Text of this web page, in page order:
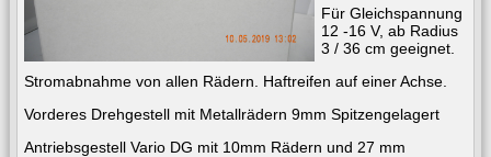
Für Gleichspannung
12 -16 V, ab Radius
3 / 36 cm geeignet.
Stromabnahme von allen Rädern. Haftreifen auf einer Achse.
Vorderes Drehgestell mit Metallrädern 9mm Spitzengelagert
Antriebsgestell Vario DG mit 10mm Rädern und 27 mm